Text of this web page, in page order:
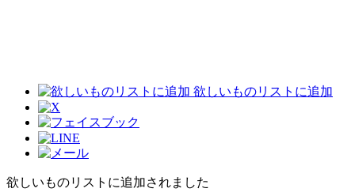
欲しいものリストに追加
欲しいものリストに追加されました